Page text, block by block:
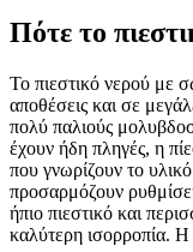
Πότε το
Το πιεστικό νερού με
αποθέσεις και σε
πολύ παλιούς
έχουν ήδη πληγές, η
που γνωρίζουν το
προσαρμόζουν
ήπιο πιεστικό και
καλύτερη ισορροπία. Η